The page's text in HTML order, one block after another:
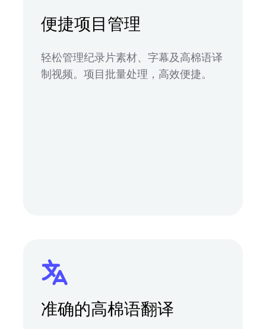
便捷项目管理
轻松管理纪录片素材、字幕及高棉语译
制视频。项目批量处理，高效便捷。
准确的高棉语翻译